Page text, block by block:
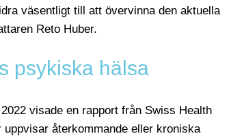
väsentligt till att övervinna den aktuella
Reto Huber.
psykiska hälsa
visade en rapport från Swiss Health
återkommande eller kroniska